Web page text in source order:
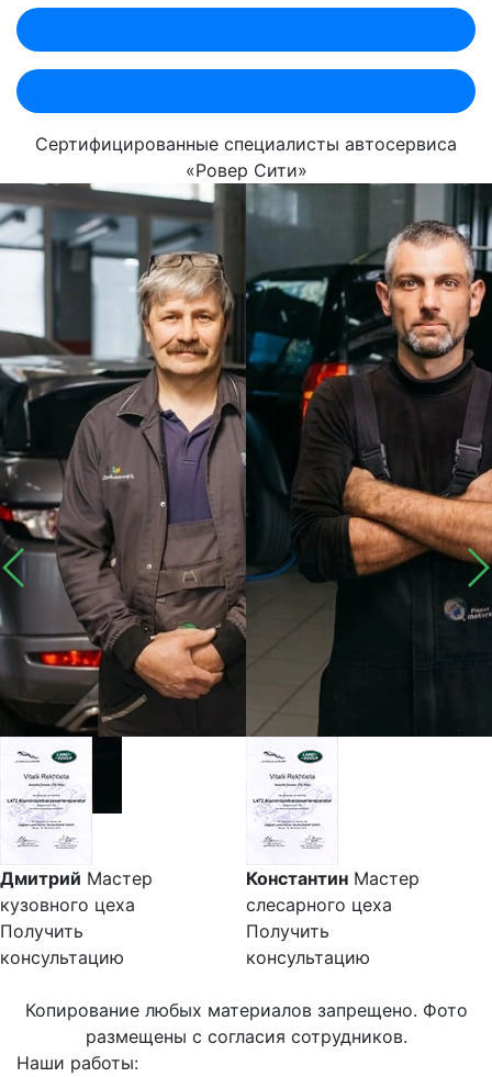
Сертифицированные специалисты автосервиса
«Ровер Сити»
Дмитрий Мастер
кузовного цеха
Получить
консультацию
Константин Мастер
слесарного цеха
Получить
консультацию
Копирование любых материалов запрещено. Фото
размещены с согласия сотрудников.
Наши работы: